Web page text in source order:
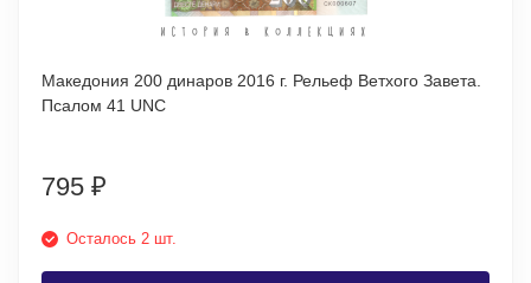
Македония 200 динаров 2016 г. Рельеф Ветхого Завета.
Псалом 41 UNC
795 ₽
Осталось 2 шт.